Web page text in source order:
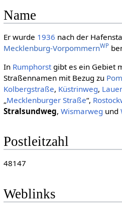
Name
Er wurde 1936 nach der
Mecklenburg-VorpommernWP
In Rumphorstgibt es ein Gebiet
Straßennamen mit Bezug zu
Kolbergstraße, Küstrinweg,
Mecklenburger Straße“,
Stralsundweg, Wismarweg und
Postleitzahl
48147
Weblinks